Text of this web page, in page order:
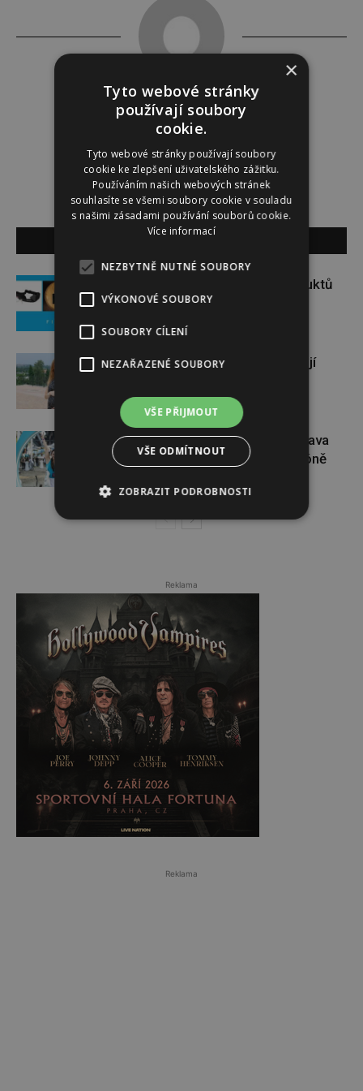
Redakce
Soutěž o set praktických produktů
značky FIXED
Gabriela Soukalová se nebojí
Dopřejte si na Colours of Ostrava
pauzu plnou zážitků v IQOS zóně
Reklama
Reklama
×
Tyto webové stránky
používají soubory
cookie.
Tyto webové stránky používají soubory
cookie ke zlepšení uživatelského zážitku.
Používáním našich webových stránek
souhlasíte se všemi soubory cookie v souladu
s našimi zásadami používání souborů cookie.
Více informací
NEZBYTNĚ NUTNÉ SOUBORY
VÝKONOVÉ SOUBORY
SOUBORY CÍLENÍ
NEZAŘAZENÉ SOUBORY
VŠE PŘIJMOUT
VŠE ODMÍTNOUT
ZOBRAZIT PODROBNOSTI